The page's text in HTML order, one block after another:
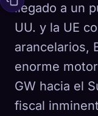
llegado a un
UU. y la UE
arancelarios,
enorme
GW hacia el
fiscal